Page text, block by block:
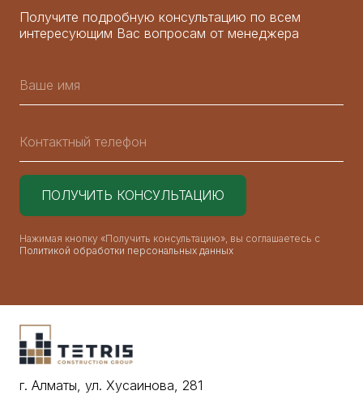
Получите подробную консультацию по всем
интересующим Вас вопросам от менеджера
Нажимая кнопку «Получить консультацию», вы соглашаетесь с
Политикой обработки персональных данных
г. Алматы, ул. Хусаинова, 281